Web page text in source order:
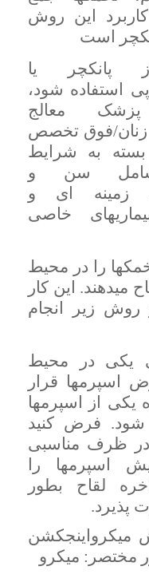
این روش
است
پانکچر یا
استفاده شود،
معالج
فوق تخصص
بسته به شرایط
سن و
زمینه ای و
خاصی
را در محیط
میدهند. این کار
زیر انجام
یکی در محیط
اسپرمها قرار
یکی از اسپرمها
شود. فرض کنید
در ظرف مناسبی
اسپرمها را
لقاح بطور
پذیرد.
میکرواینجکشن
مختصر: میکرو